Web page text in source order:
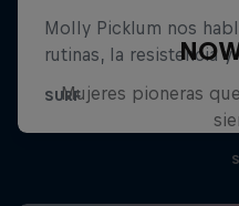
Mujeres pioneras